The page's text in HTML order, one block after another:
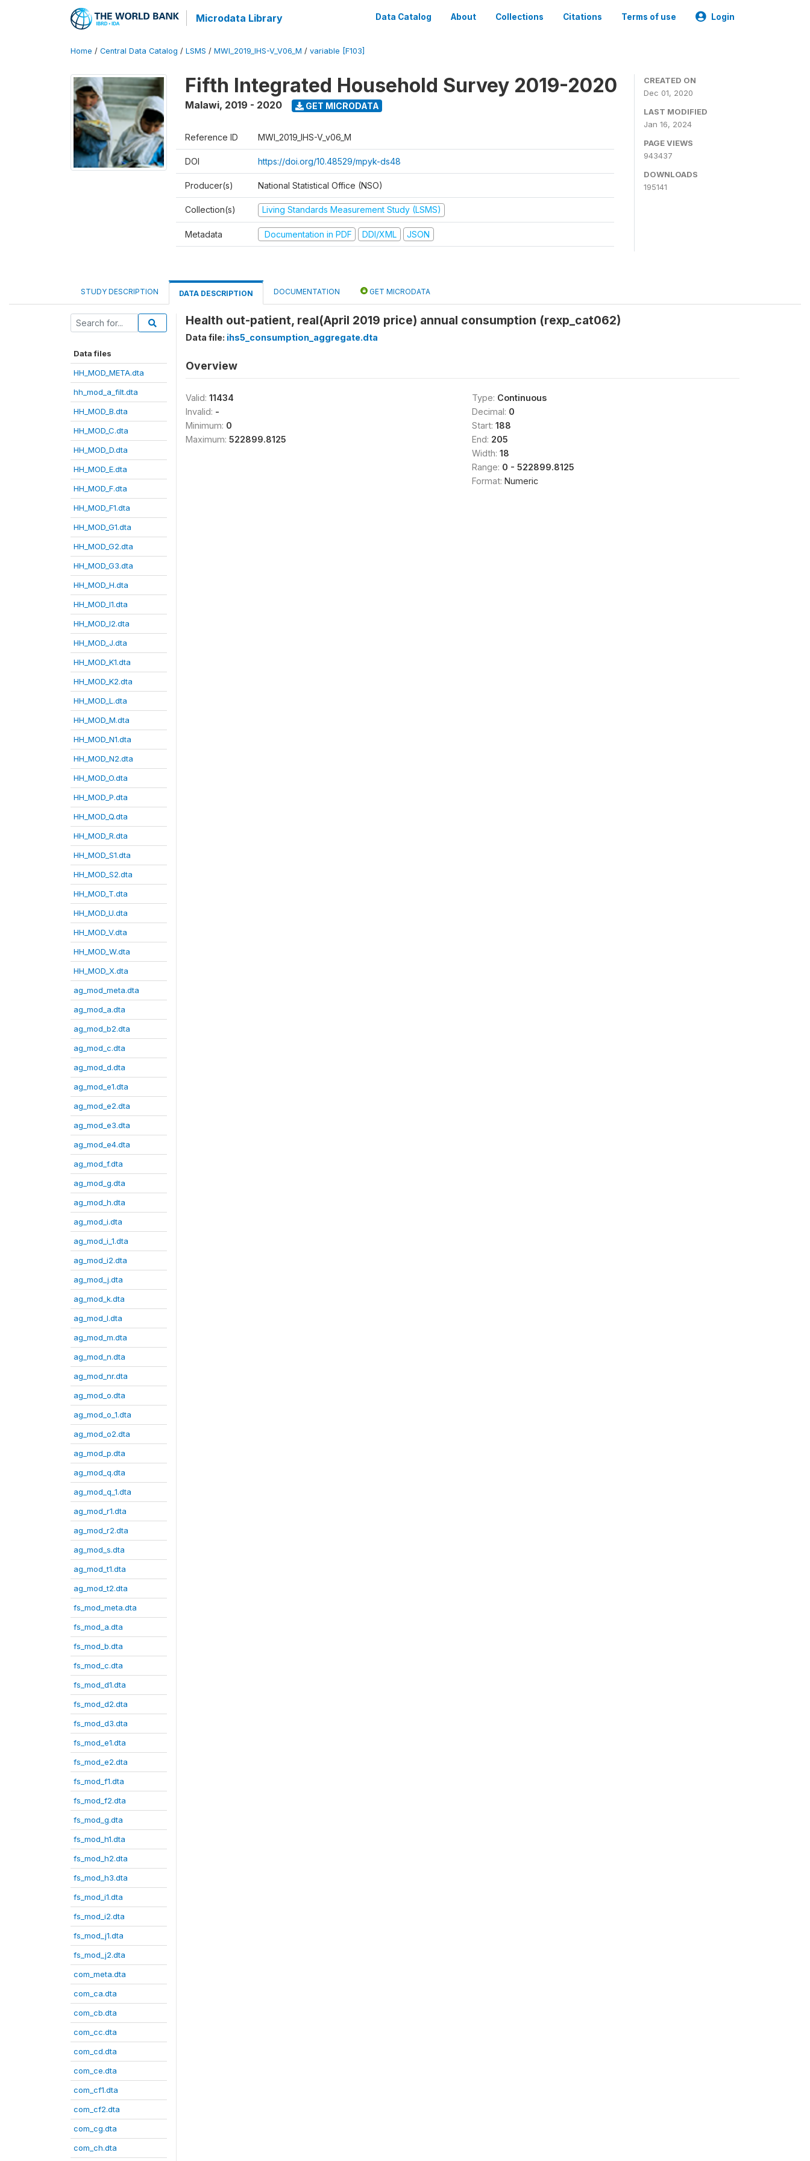
Microdata Library Data Catalog About Collections Citations Terms of use Login
Home / Central Data Catalog / LSMS / MWI_2019_IHS-V_V06_M / variable [F103]
Fifth Integrated Household Survey 2019-2020
Malawi, 2019 - 2020 GET MICRODATA
Reference ID MWI_2019_IHS-V_v06_M
DOI https://doi.org/10.48529/mpyk-ds48
Producer(s) National Statistical Office (NSO)
Collection(s) Living Standards Measurement Study (LSMS)
Metadata Documentation in PDF DDI/XML JSON
CREATED ON
Dec 01, 2020
LAST MODIFIED
Jan 16, 2024
PAGE VIEWS
943437
DOWNLOADS
195141
STUDY DESCRIPTION DATA DESCRIPTION DOCUMENTATION GET MICRODATA
Data files
HH_MOD_META.dta
hh_mod_a_filt.dta
HH_MOD_B.dta
HH_MOD_C.dta
HH_MOD_D.dta
HH_MOD_E.dta
HH_MOD_F.dta
HH_MOD_F1.dta
HH_MOD_G1.dta
HH_MOD_G2.dta
HH_MOD_G3.dta
HH_MOD_H.dta
HH_MOD_I1.dta
HH_MOD_I2.dta
HH_MOD_J.dta
HH_MOD_K1.dta
HH_MOD_K2.dta
HH_MOD_L.dta
HH_MOD_M.dta
HH_MOD_N1.dta
HH_MOD_N2.dta
HH_MOD_O.dta
HH_MOD_P.dta
HH_MOD_Q.dta
HH_MOD_R.dta
HH_MOD_S1.dta
HH_MOD_S2.dta
HH_MOD_T.dta
HH_MOD_U.dta
HH_MOD_V.dta
HH_MOD_W.dta
HH_MOD_X.dta
ag_mod_meta.dta
ag_mod_a.dta
ag_mod_b2.dta
ag_mod_c.dta
ag_mod_d.dta
ag_mod_e1.dta
ag_mod_e2.dta
ag_mod_e3.dta
ag_mod_e4.dta
ag_mod_f.dta
ag_mod_g.dta
ag_mod_h.dta
ag_mod_i.dta
ag_mod_i_1.dta
ag_mod_i2.dta
ag_mod_j.dta
ag_mod_k.dta
ag_mod_l.dta
ag_mod_m.dta
ag_mod_n.dta
ag_mod_nr.dta
ag_mod_o.dta
ag_mod_o_1.dta
ag_mod_o2.dta
ag_mod_p.dta
ag_mod_q.dta
ag_mod_q_1.dta
ag_mod_r1.dta
ag_mod_r2.dta
ag_mod_s.dta
ag_mod_t1.dta
ag_mod_t2.dta
fs_mod_meta.dta
fs_mod_a.dta
fs_mod_b.dta
fs_mod_c.dta
fs_mod_d1.dta
fs_mod_d2.dta
fs_mod_d3.dta
fs_mod_e1.dta
fs_mod_e2.dta
fs_mod_f1.dta
fs_mod_f2.dta
fs_mod_g.dta
fs_mod_h1.dta
fs_mod_h2.dta
fs_mod_h3.dta
fs_mod_i1.dta
fs_mod_i2.dta
fs_mod_j1.dta
fs_mod_j2.dta
com_meta.dta
com_ca.dta
com_cb.dta
com_cc.dta
com_cd.dta
com_ce.dta
com_cf1.dta
com_cf2.dta
com_cg.dta
com_ch.dta
Health out-patient, real(April 2019 price) annual consumption (rexp_cat062)
Data file: ihs5_consumption_aggregate.dta
Overview
Valid: 11434
Invalid: -
Minimum: 0
Maximum: 522899.8125
Type: Continuous
Decimal: 0
Start: 188
End: 205
Width: 18
Range: 0 - 522899.8125
Format: Numeric